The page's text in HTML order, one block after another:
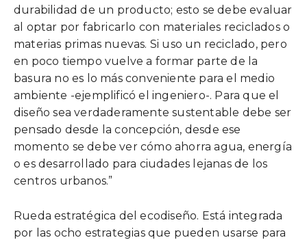
durabilidad de un producto; esto se debe evaluar
al optar por fabricarlo con materiales reciclados o
materias primas nuevas. Si uso un reciclado, pero
en poco tiempo vuelve a formar parte de la
basura no es lo más conveniente para el medio
ambiente -ejemplificó el ingeniero-. Para que el
diseño sea verdaderamente sustentable debe ser
pensado desde la concepción, desde ese
momento se debe ver cómo ahorra agua, energía
o es desarrollado para ciudades lejanas de los
centros urbanos.”
Rueda estratégica del ecodiseño. Está integrada
por las ocho estrategias que pueden usarse para